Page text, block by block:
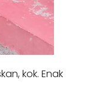
kok. Enak